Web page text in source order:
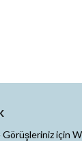
Görüşleriniz için